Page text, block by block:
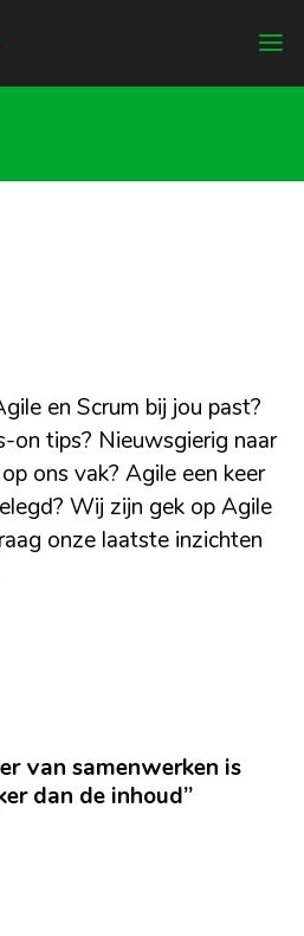
en Scrum bij jou past?
on tips? Nieuwsgierig naar
ons vak? Agile een keer
Wij zijn gek op Agile
onze laatste inzichten
van samenwerken is
dan de inhoud”